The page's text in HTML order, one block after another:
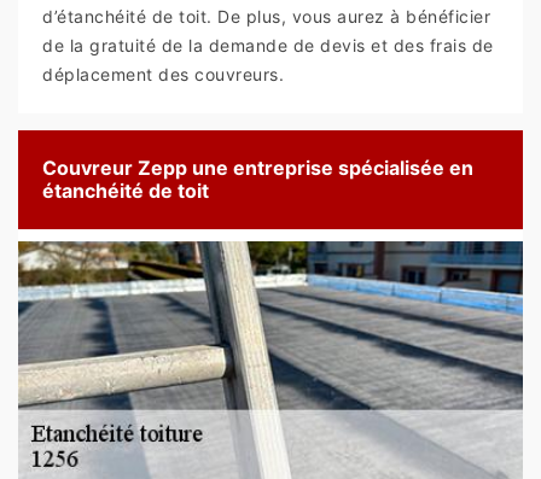
d’étanchéité de toit. De plus, vous aurez à bénéficier
de la gratuité de la demande de devis et des frais de
déplacement des couvreurs.
Couvreur Zepp une entreprise spécialisée en
étanchéité de toit